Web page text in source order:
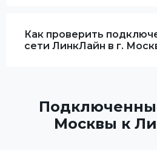
Как проверить
сети ЛинкЛайн в г.
Москвы к